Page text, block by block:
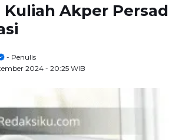
Kuliah Akper
- Penulis
2024 - 20:25 WIB